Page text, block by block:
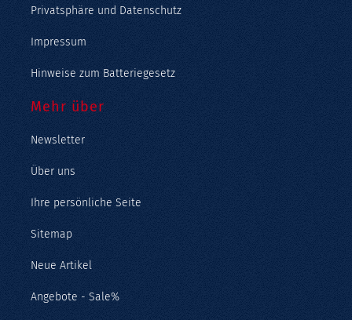
Privatsphäre und Datenschutz
Impressum
Hinweise zum Batteriegesetz
Mehr über
Newsletter
Über uns
Ihre persönliche Seite
Sitemap
Neue Artikel
Angebote - Sale%